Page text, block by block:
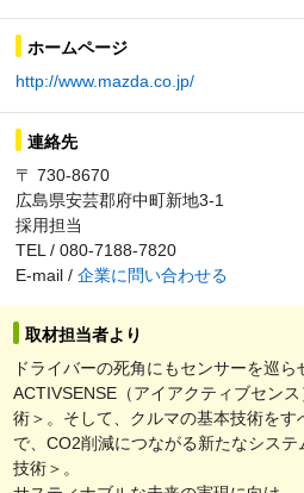
ホームページ
http://www.mazda.co.jp/
連絡先
〒 730-8670
広島県安芸郡府中町新地3-1
採用担当
TEL / 080-7188-7820
E-mail / 企業に問い合わせる
取材担当者より
ドライバーの死角にもセンサーを巡
ACTIVSENSE（アイアクティブセン
術＞。そして、クルマの基本技術をす
で、CO2削減につながる新たなシス
技術＞。